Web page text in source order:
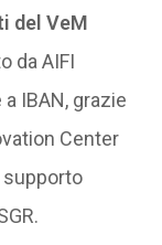
del VeM
da AIFI
IBAN, grazie
Center
supporto